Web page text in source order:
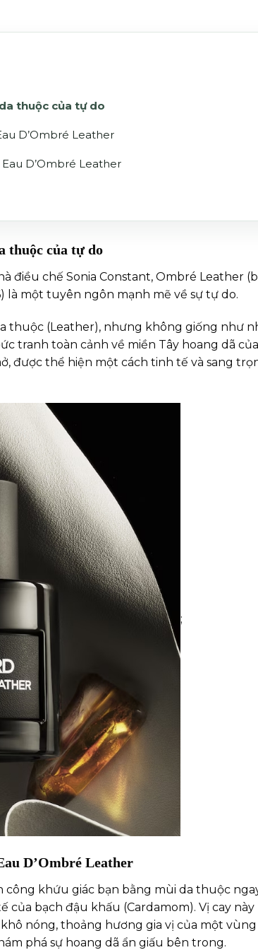
thuộc của tự do
D’Ombré Leather
D’Ombré Leather
thuộc của tự do
điều chế Sonia Constant, Ombré
là một tuyên ngôn mạnh mẽ về sự tự do.
thuộc (Leather), nhưng không giống như
tranh toàn cảnh về miền Tây hoang dã
được thể hiện một cách tinh tế và sang
;
D’Ombré Leather
khứu giác bạn bằng mùi da thuộc
của bạch đậu khấu (Cardamom). Vị cay
nóng, thoảng hương gia vị của một vùng
phá sự hoang dã ẩn giấu bên trong.